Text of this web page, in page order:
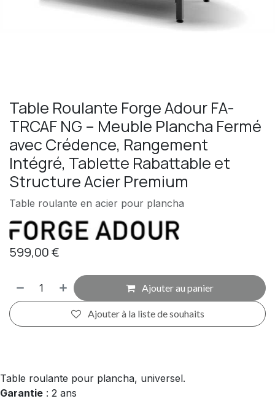
Table Roulante Forge Adour FA-
TRCAF NG – Meuble Plancha Fermé
avec Crédence, Rangement
Intégré, Tablette Rabattable et
Structure Acier Premium
Table roulante en acier pour plancha
599,00€
Ajouter au panier
Ajouter à la liste de souhaits
Table roulante pour plancha, universel.
Garantie : 2 ans